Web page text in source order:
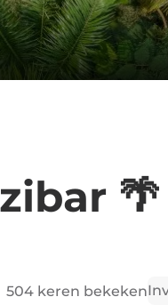
🌴
504 keren bekeken